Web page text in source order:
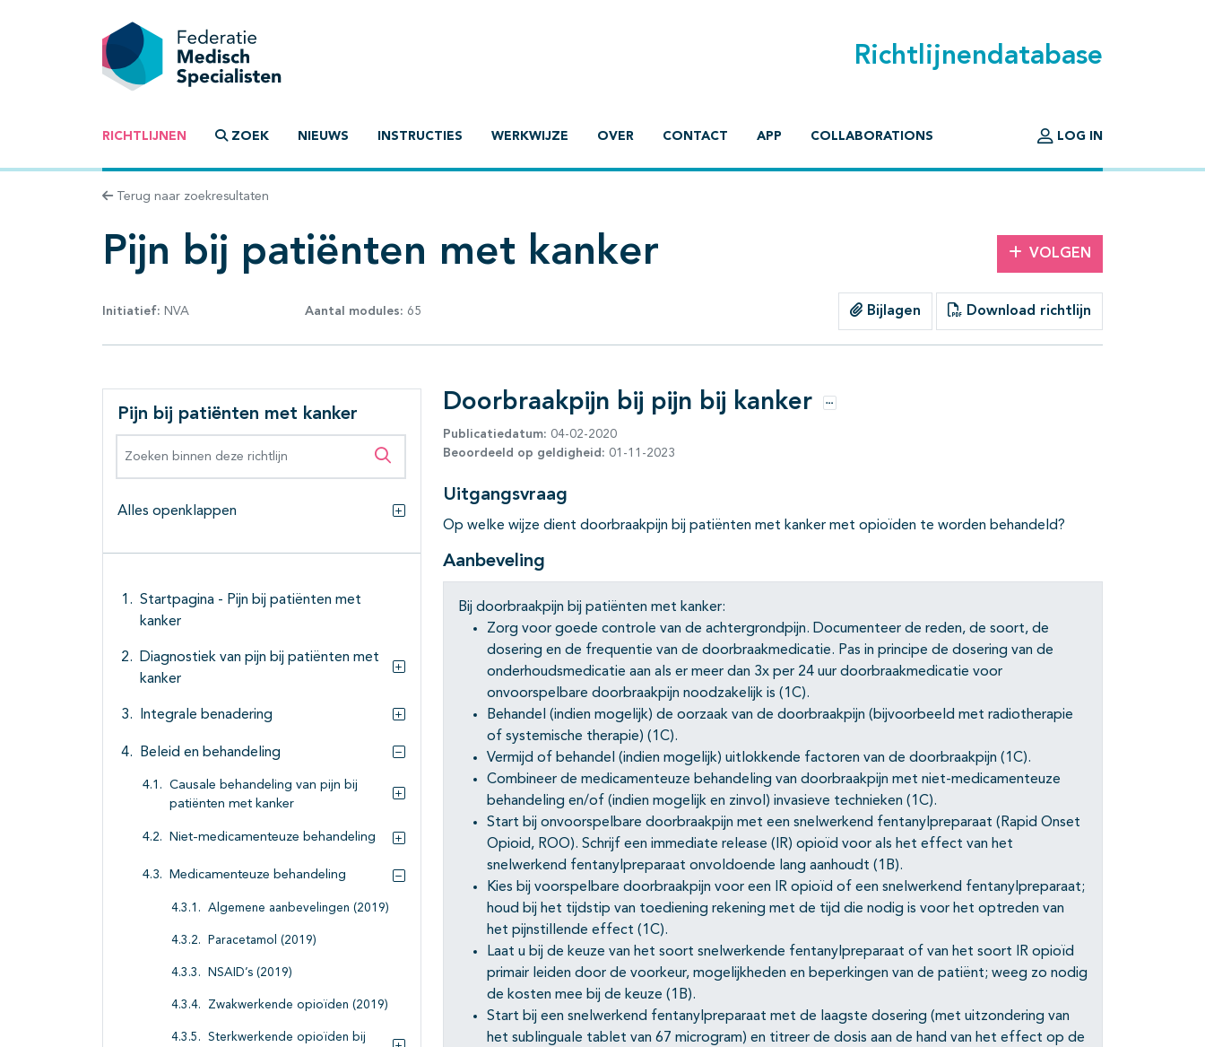
Richtlijnendatabase
RICHTLIJNEN ZOEK NIEUWS INSTRUCTIES WERKWIJZE OVER CONTACT APP COLLABORATIONS LOG IN
Terug naar zoekresultaten
Pijn bij patiënten met kanker VOLGEN
Initiatief: NVA Aantal modules: 65 Bijlagen Download richtlijn
Pijn bij patiënten met kanker
Zoeken binnen deze richtlijn
Alles openklappen
Alles openklappen
Startpagina - Pijn bij patiënten met
kanker
Diagnostiek van pijn bij patiënten met
kanker
Subpagina's open- en dichtklappen
Integrale benadering
Subpagina's open- en dichtklappen
Beleid en behandeling
Subpagina's open- en dichtklappen
Causale behandeling van pijn bij
patiënten met kanker
Subpagina's open- en dichtklappen
Niet-medicamenteuze behandeling
Subpagina's open- en dichtklappen
Medicamenteuze behandeling
Subpagina's open- en dichtklappen
Algemene aanbevelingen (2019)
Paracetamol (2019)
NSAID’s (2019)
Zwakwerkende opioïden (2019)
Sterkwerkende opioïden bij
Doorbraakpijn bij pijn bij kanker Opties
Publicatiedatum: 04-02-2020
Beoordeeld op geldigheid: 01-11-2023
Uitgangsvraag
Op welke wijze dient doorbraakpijn bij patiënten met kanker met opioïden te worden behandeld?
Aanbeveling
Bij doorbraakpijn bij patiënten met kanker:
Zorg voor goede controle van de achtergrondpijn. Documenteer de reden, de soort, de
dosering en de frequentie van de doorbraakmedicatie. Pas in principe de dosering van de
onderhoudsmedicatie aan als er meer dan 3x per 24 uur doorbraakmedicatie voor
onvoorspelbare doorbraakpijn noodzakelijk is (1C).
Behandel (indien mogelijk) de oorzaak van de doorbraakpijn (bijvoorbeeld met radiotherapie
of systemische therapie) (1C).
Vermijd of behandel (indien mogelijk) uitlokkende factoren van de doorbraakpijn (1C).
Combineer de medicamenteuze behandeling van doorbraakpijn met niet-medicamenteuze
behandeling en/of (indien mogelijk en zinvol) invasieve technieken (1C).
Start bij onvoorspelbare doorbraakpijn met een snelwerkend fentanylpreparaat (Rapid Onset
Opioid, ROO). Schrijf een immediate release (IR) opioïd voor als het effect van het
snelwerkend fentanylpreparaat onvoldoende lang aanhoudt (1B).
Kies bij voorspelbare doorbraakpijn voor een IR opioïd of een snelwerkend fentanylpreparaat;
houd bij het tijdstip van toediening rekening met de tijd die nodig is voor het optreden van
het pijnstillende effect (1C).
Laat u bij de keuze van het soort snelwerkende fentanylpreparaat of van het soort IR opioïd
primair leiden door de voorkeur, mogelijkheden en beperkingen van de patiënt; weeg zo nodig
de kosten mee bij de keuze (1B).
Start bij een snelwerkend fentanylpreparaat met de laagste dosering (met uitzondering van
het sublinguale tablet van 67 microgram) en titreer de dosis aan de hand van het effect op de